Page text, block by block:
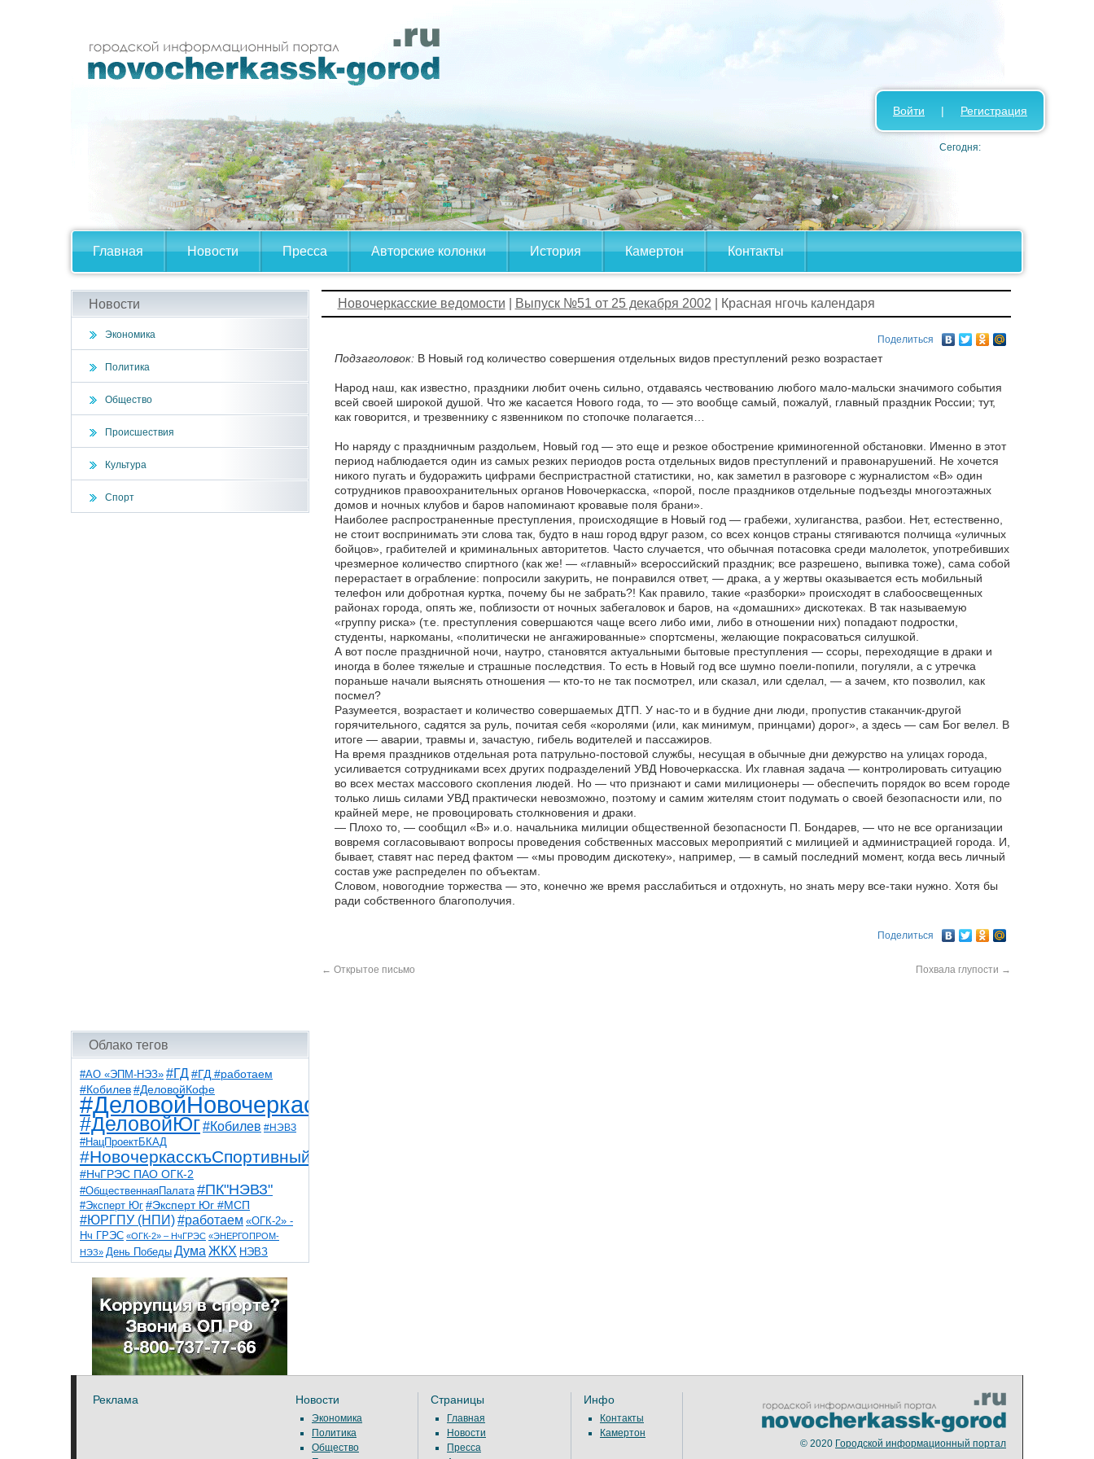
Главная Новости Пресса Авторские колонки История Камертон Контакты
Войти | Регистрация
Сегодня:
Новости
Экономика
Политика
Общество
Происшествия
Культура
Спорт
Облако тегов
#АО «ЭПМ-НЭЗ» #ГД #ГД #работаем
#Кобилев #ДеловойКофе
#ДеловойНовочеркасск
#ДеловойЮг#Кобилев #НЭВЗ
#НацПроектБКАД
#НовочеркасскъСпортивный
#НчГРЭС ПАО ОГК-2
#ОбщественнаяПалата #ПК"НЭВЗ"
#Эксперт Юг #Эксперт Юг #МСП
#ЮРГПУ (НПИ)#работаем «ОГК-2» -
Нч ГРЭС «ОГК-2» – НчГРЭС «ЭНЕРГОПРОМ-
НЭЗ» День Победы Дума ЖКХ НЭВЗ
НчГРЭС ТНТ
благоустройствоветераны выборы
детидороги казаки коррупция космос
общественная палата парк пожар роща
спорт театр транспорт художники
Новочеркасские ведомости Выпуск №51 от 25 декабря 2002 | Красная нгочь календаря
Поделиться
Подзаголовок:В Новый год количество совершения отдельных видов преступлений резко возрастает
Народ наш, как известно, праздники любит очень сильно, отдаваясь чествованию любого мало-мальски значимого события
всей своей широкой душой. Что же касается Нового года, то — это вообще самый, пожалуй, главный праздник России; тут,
как говорится, и трезвеннику с язвенником по стопочке полагается…
Но наряду с праздничным раздольем, Новый год — это еще и резкое обострение криминогенной обстановки. Именно в этот
период наблюдается один из самых резких периодов роста отдельных видов преступлений и правонарушений. Не хочется
никого пугать и будоражить цифрами беспристрастной статистики, но, как заметил в разговоре с журналистом «В» один
сотрудников правоохранительных органов Новочеркасска, «порой, после праздников отдельные подъезды многоэтажных
домов и ночных клубов и баров напоминают кровавые поля брани».
Наиболее распространенные преступления, происходящие в Новый год — грабежи, хулиганства, разбои. Нет, естественно,
не стоит воспринимать эти слова так, будто в наш город вдруг разом, со всех концов страны стягиваются полчища «уличных
бойцов», грабителей и криминальных авторитетов. Часто случается, что обычная потасовка среди малолеток, употребивших
чрезмерное количество спиртного (как же! — «главный» всероссийский праздник; все разрешено, выпивка тоже), сама собой
перерастает в ограбление: попросили закурить, не понравился ответ, — драка, а у жертвы оказывается есть мобильный
телефон или добротная куртка, почему бы не забрать?! Как правило, такие «разборки» происходят в слабоосвещенных
районах города, опять же, поблизости от ночных забегаловок и баров, на «домашних» дискотеках. В так называемую
«группу риска» (т.е. преступления совершаются чаще всего либо ими, либо в отношении них) попадают подростки,
студенты, наркоманы, «политически не ангажированные» спортсмены, желающие покрасоваться силушкой.
А вот после праздничной ночи, наутро, становятся актуальными бытовые преступления — ссоры, переходящие в драки и
иногда в более тяжелые и страшные последствия. То есть в Новый год все шумно поели-попили, погуляли, а с утречка
пораньше начали выяснять отношения — кто-то не так посмотрел, или сказал, или сделал, — а зачем, кто позволил, как
посмел?
Разумеется, возрастает и количество совершаемых ДТП. У нас-то и в будние дни люди, пропустив стаканчик-другой
горячительного, садятся за руль, почитая себя «королями (или, как минимум, принцами) дорог», а здесь — сам Бог велел. В
итоге — аварии, травмы и, зачастую, гибель водителей и пассажиров.
На время праздников отдельная рота патрульно-постовой службы, несущая в обычные дни дежурство на улицах города,
усиливается сотрудниками всех других подразделений УВД Новочеркасска. Их главная задача — контролировать ситуацию
во всех местах массового скопления людей. Но — что признают и сами милиционеры — обеспечить порядок во всем городе
только лишь силами УВД практически невозможно, поэтому и самим жителям стоит подумать о своей безопасности или, по
крайней мере, не провоцировать столкновения и драки.
— Плохо то, — сообщил «В» и.о. начальника милиции общественной безопасности П. Бондарев, — что не все организации
вовремя согласовывают вопросы проведения собственных массовых мероприятий с милицией и администрацией города. И,
бывает, ставят нас перед фактом — «мы проводим дискотеку», например, — в самый последний момент, когда весь личный
состав уже распределен по объектам.
Словом, новогодние торжества — это, конечно же время расслабиться и отдохнуть, но знать меру все-таки нужно. Хотя бы
ради собственного благополучия.
Поделиться
← Открытое письмо Похвала глупости →
Реклама Новости
Экономика
Политика
Общество
Страницы
Главная
Новости
Пресса
Инфо
Контакты
Камертон
© 2020 Городской информационный портал